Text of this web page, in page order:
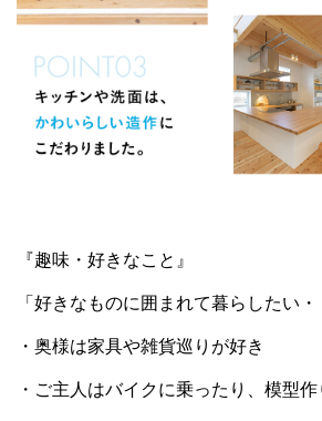
『趣味・好きなこと』
「好きなものに囲まれて暮らしたい・
・奥様は家具や雑貨巡りが好き
・ご主人はバイクに乗ったり、模型作